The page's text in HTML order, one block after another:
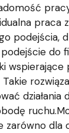
praca
podejścia,
do
wspierające
zarówno dla